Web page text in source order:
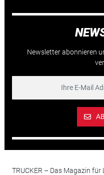
Newsletter abonnieren
TRUCKER – Das Magazin